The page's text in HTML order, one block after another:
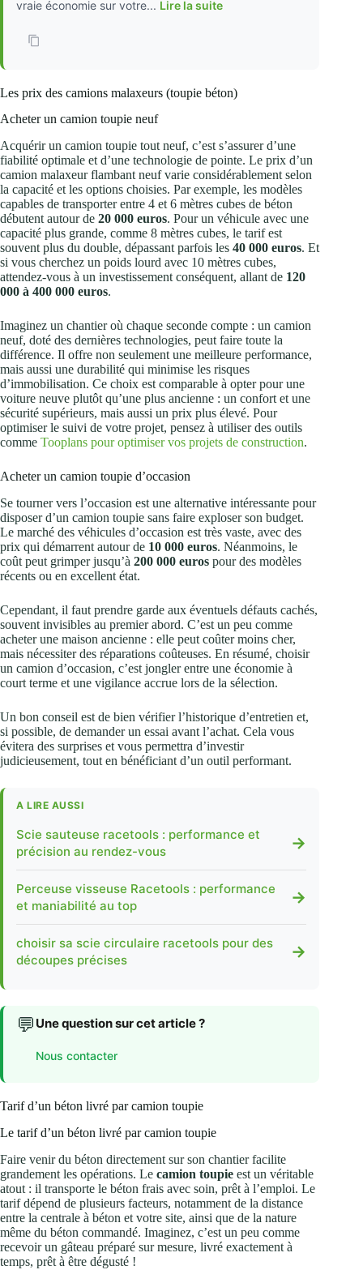
vraie économie sur votre... Lire la suite
Les prix des camions malaxeurs (toupie béton)
Acheter un camion toupie neuf
Acquérir un camion toupie tout neuf, c’est s’assurer d’une
fiabilité optimale et d’une technologie de pointe. Le prix d’un
camion malaxeur flambant neuf varie considérablement selon
la capacité et les options choisies. Par exemple, les modèles
capables de transporter entre 4 et 6 mètres cubes de béton
débutent autour de 20 000 euros. Pour un véhicule avec une
capacité plus grande, comme 8 mètres cubes, le tarif est
souvent plus du double, dépassant parfois les 40 000 euros. Et
si vous cherchez un poids lourd avec 10 mètres cubes,
attendez-vous à un investissement conséquent, allant de 120
000 à 400 000 euros.
Imaginez un chantier où chaque seconde compte : un camion
neuf, doté des dernières technologies, peut faire toute la
différence. Il offre non seulement une meilleure performance,
mais aussi une durabilité qui minimise les risques
d’immobilisation. Ce choix est comparable à opter pour une
voiture neuve plutôt qu’une plus ancienne : un confort et une
sécurité supérieurs, mais aussi un prix plus élevé. Pour
optimiser le suivi de votre projet, pensez à utiliser des outils
comme Tooplans pour optimiser vos projets de construction.
Acheter un camion toupie d’occasion
Se tourner vers l’occasion est une alternative intéressante pour
disposer d’un camion toupie sans faire exploser son budget.
Le marché des véhicules d’occasion est très vaste, avec des
prix qui démarrent autour de 10 000 euros. Néanmoins, le
coût peut grimper jusqu’à 200 000 euros pour des modèles
récents ou en excellent état.
Cependant, il faut prendre garde aux éventuels défauts cachés,
souvent invisibles au premier abord. C’est un peu comme
acheter une maison ancienne : elle peut coûter moins cher,
mais nécessiter des réparations coûteuses. En résumé, choisir
un camion d’occasion, c’est jongler entre une économie à
court terme et une vigilance accrue lors de la sélection.
Un bon conseil est de bien vérifier l’historique d’entretien et,
si possible, de demander un essai avant l’achat. Cela vous
évitera des surprises et vous permettra d’investir
judicieusement, tout en bénéficiant d’un outil performant.
A LIRE AUSSI
Scie sauteuse racetools : performance et
précision au rendez-vous
→
Perceuse visseuse Racetools : performance
et maniabilité au top
→
choisir sa scie circulaire racetools pour des
découpes précises
→
💬 Une question sur cet article ?
Nous contacter
Tarif d’un béton livré par camion toupie
Le tarif d’un béton livré par camion toupie
Faire venir du béton directement sur son chantier facilite
grandement les opérations. Le camion toupie est un véritable
atout : il transporte le béton frais avec soin, prêt à l’emploi. Le
tarif dépend de plusieurs facteurs, notamment de la distance
entre la centrale à béton et votre site, ainsi que de la nature
même du béton commandé. Imaginez, c’est un peu comme
recevoir un gâteau préparé sur mesure, livré exactement à
temps, prêt à être dégusté !